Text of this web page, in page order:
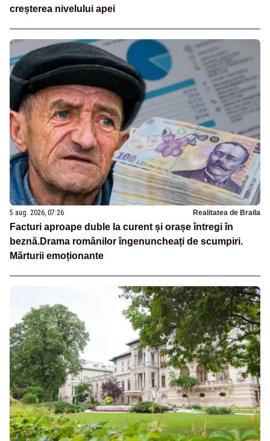
creșterea nivelului apei
5 aug. 2026, 07:26 Realitatea de Braila
Facturi aproape duble la curent și orașe întregi în
beznă.Drama românilor îngenuncheați de scumpiri.
Mărturii emoționante